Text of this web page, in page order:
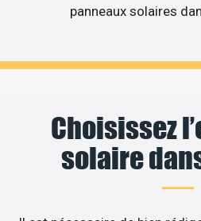
panneaux solaires
Choisissez
solaire